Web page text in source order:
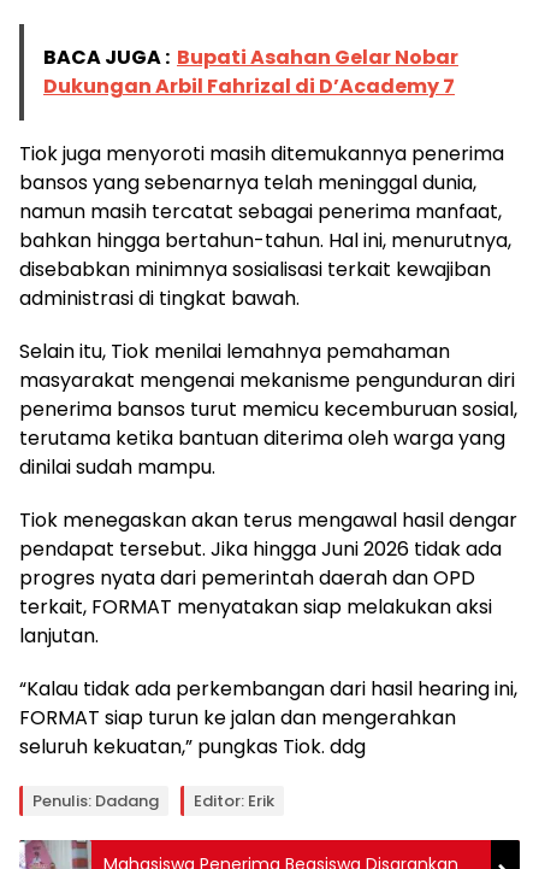
BACA JUGA : Bupati Asahan Gelar Nobar
Dukungan Arbil Fahrizal di D’Academy 7
Tiok juga menyoroti masih ditemukannya penerima
bansos yang sebenarnya telah meninggal dunia,
namun masih tercatat sebagai penerima manfaat,
bahkan hingga bertahun-tahun. Hal ini, menurutnya,
disebabkan minimnya sosialisasi terkait kewajiban
administrasi di tingkat bawah.
Selain itu, Tiok menilai lemahnya pemahaman
masyarakat mengenai mekanisme pengunduran diri
penerima bansos turut memicu kecemburuan sosial,
terutama ketika bantuan diterima oleh warga yang
dinilai sudah mampu.
Tiok menegaskan akan terus mengawal hasil dengar
pendapat tersebut. Jika hingga Juni 2026 tidak ada
progres nyata dari pemerintah daerah dan OPD
terkait, FORMAT menyatakan siap melakukan aksi
lanjutan.
“Kalau tidak ada perkembangan dari hasil hearing ini,
FORMAT siap turun ke jalan dan mengerahkan
seluruh kekuatan,” pungkas Tiok. ddg
Penulis: Dadang Editor: Erik
Mahasiswa Penerima Beasiswa Disarankan